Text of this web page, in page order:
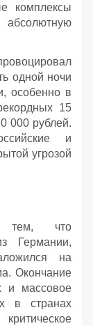
комплексы
одной ночи
особенно в
15
000 рублей.
и
угрозой
тем, что
Германии,
на
Окончание
и массовое
в странах